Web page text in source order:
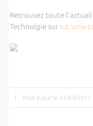
Retrouvez toute
Technolgie sur iut.univ-
| Mise à jour le 01/03/2017